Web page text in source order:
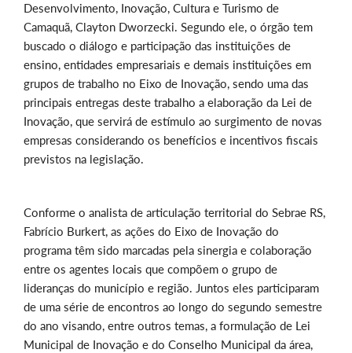
Desenvolvimento, Inovação, Cultura e Turismo de
Camaquã, Clayton Dworzecki. Segundo ele, o órgão tem
buscado o diálogo e participação das instituições de
ensino, entidades empresariais e demais instituições em
grupos de trabalho no Eixo de Inovação, sendo uma das
principais entregas deste trabalho a elaboração da Lei de
Inovação, que servirá de estímulo ao surgimento de novas
empresas considerando os benefícios e incentivos fiscais
previstos na legislação.
Conforme o analista de articulação territorial do Sebrae RS,
Fabrício Burkert, as ações do Eixo de Inovação do
programa têm sido marcadas pela sinergia e colaboração
entre os agentes locais que compõem o grupo de
lideranças do município e região. Juntos eles participaram
de uma série de encontros ao longo do segundo semestre
do ano visando, entre outros temas, a formulação de Lei
Municipal de Inovação e do Conselho Municipal da área,